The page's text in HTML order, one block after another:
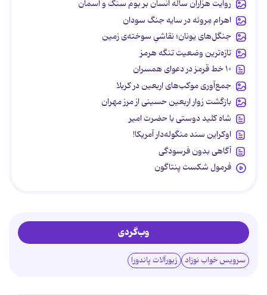
روایت هزاران ساله انسان بر بوم سنگ و آسمان
اهرام مِروئه در سایه جنگ سودان
جنگل‌های یونان؛ نقاشیِ سوخته‌ی زمین
تازه‌ترین وضعیت تنگه هرمز
۱۰ خط قرمز در دعوای همسران
جمع‌آوری موکب‌های اربعین در کربلا
بازگشت زوار اربعین حسینی از مرز مهران
شاه کلید دوستی با حضرت امیر
اوکراین سند منگوله‌دار آمریکا!
آگاهی بدون فرسودگی
فرمول شکست پنتاگون
وب‌گردی
سرویس خواب نوزاد زیورآلات پاندورا